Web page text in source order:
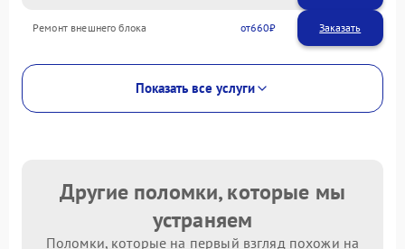
Ремонт внешнего блока 660
Показать все услуги
Другие поломки, которые мы
устраняем
Поломки, которые на первый взгляд похожи на